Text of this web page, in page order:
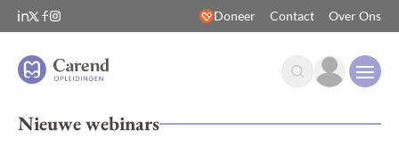
Doneer Contact Over Ons
Nieuwe webinars